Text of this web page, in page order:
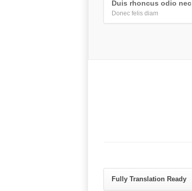
Duis rhoncus odio nec
Donec felis diam
Fully Translation Ready